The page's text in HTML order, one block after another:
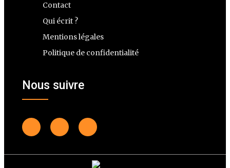
Contact
Qui écrit ?
Mentions légales
Politique de confidentialité
Nous suivre